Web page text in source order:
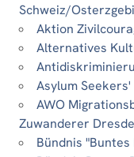
Schweiz/
Aktion
Alternatives
Asylum
AWO
Zuwanderer
Bündnis